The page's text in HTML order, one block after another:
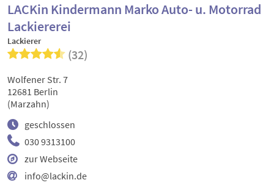
LACKin Kindermann Marko Auto- u. Motorrad
Lackiererei
Lackierer
(32)
030 9313100
zur Webseite
info@lackin.de
geschlossen
Wolfener Str. 7
12681 Berlin
(Marzahn)